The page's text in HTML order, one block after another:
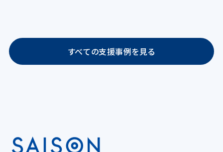
すべての支援事例を見る